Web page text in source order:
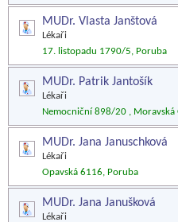
MUDr. Vlasta Janštová
Lékaři
17. listopadu 1790/5, Poruba
MUDr. Patrik Jantošík
Lékaři
Nemocniční 898/20 , Moravská
MUDr. Jana Januschková
Lékaři
Opavská 6116, Poruba
MUDr. Jana Janušková
Lékaři